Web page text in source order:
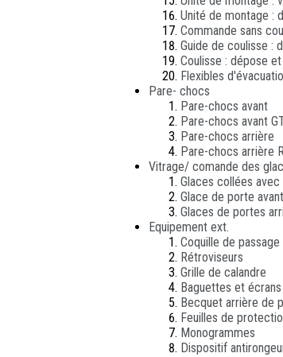
Unité de montage :
Commande sans
Guide de coulisse :
Coulisse : dépose
Flexibles
Pare- chocs
Pare-chocs avant
Pare-chocs avant
Pare-chocs arrière
Pare-chocs arrière
Vitrage/ comande des
Glaces collées
Glace de porte avant
Glaces de portes
Equipement ext.
Coquille de
Rétroviseurs
Grille de calandre
Baguettes et écrans
Becquet arrière de
Feuilles de
Monogrammes
Dispositif